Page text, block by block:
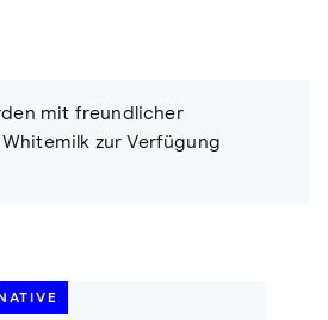
mit freundlicher
zur Verfügung